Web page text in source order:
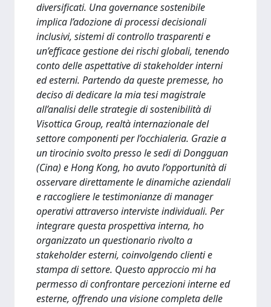
diversificati. Una governance sostenibile
implica l’adozione di processi decisionali
inclusivi, sistemi di controllo trasparenti e
un’efficace gestione dei rischi globali, tenendo
conto delle aspettative di stakeholder interni
ed esterni. Partendo da queste premesse, ho
deciso di dedicare la mia tesi magistrale
all’analisi delle strategie di sostenibilità di
Visottica Group, realtà internazionale del
settore componenti per l’occhialeria. Grazie a
un tirocinio svolto presso le sedi di Dongguan
(Cina) e Hong Kong, ho avuto l’opportunità di
osservare direttamente le dinamiche aziendali
e raccogliere le testimonianze di manager
operativi attraverso interviste individuali. Per
integrare questa prospettiva interna, ho
organizzato un questionario rivolto a
stakeholder esterni, coinvolgendo clienti e
stampa di settore. Questo approccio mi ha
permesso di confrontare percezioni interne ed
esterne, offrendo una visione completa delle